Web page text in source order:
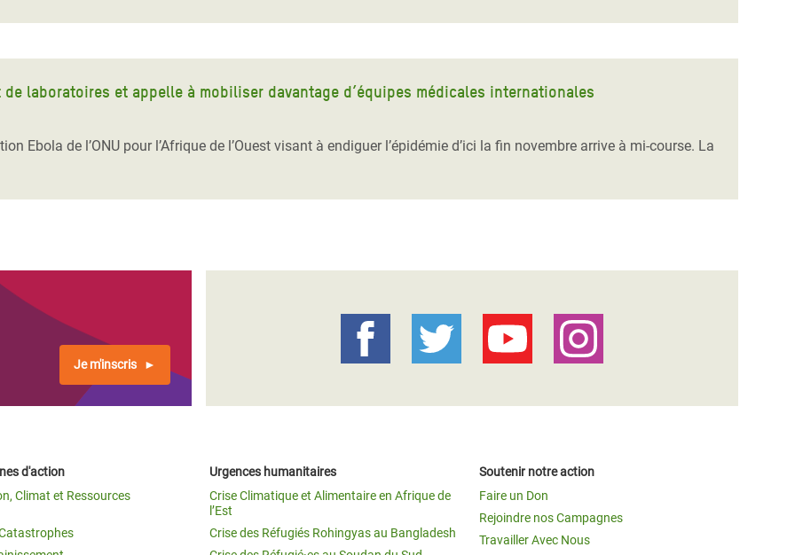
laboratoires et appelle à mobiliser davantage d’équipes médicales internationales
Ebola de l’ONU pour l’Afrique de l’Ouest visant à endiguer l’épidémie d’ici la fin novembre arrive à mi-course. La
Je m'inscris
d'action
Climat et Ressources
Urgences humanitaires
Crise Climatique et Alimentaire en Afrique de
l’Est
Crise des Réfugiés Rohingyas au Bangladesh
Soutenir notre action
Faire un Don
Rejoindre nos Campagnes
Travailler Avec Nous